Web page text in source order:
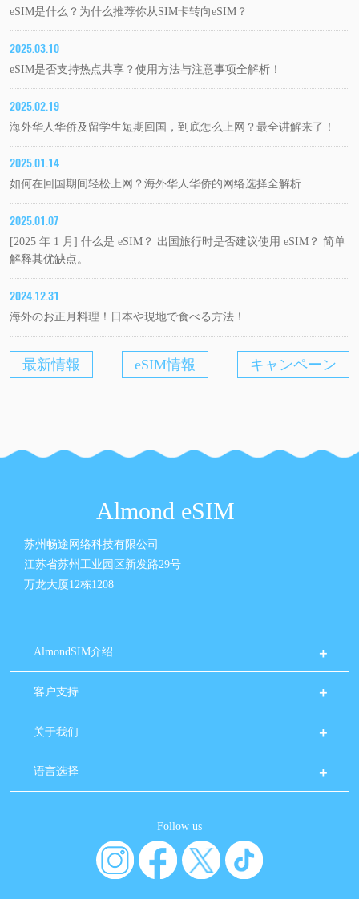
eSIM是什么？为什么推荐你从SIM卡转向eSIM？
2025.03.10
eSIM是否支持热点共享？使用方法与注意事项全解析！
2025.02.19
海外华人华侨及留学生短期回国，到底怎么上网？最全讲解来了！
2025.01.14
如何在回国期间轻松上网？海外华人华侨的网络选择全解析
2025.01.07
[2025 年 1 月] 什么是 eSIM？ 出国旅行时是否建议使用 eSIM？ 简单
解释其优缺点。
2024.12.31
海外のお正月料理！日本や現地で食べる方法！
最新情報 eSIM情報 キャンペーン
Almond eSIM
苏州畅途网络科技有限公司
江苏省苏州工业园区新发路29号
万龙大厦12栋1208
AlmondSIM介绍
客户支持
关于我们
语言选择
Follow us